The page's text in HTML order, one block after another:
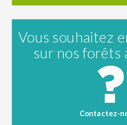
Vous souhaitez
sur nos forêts
Contactez-